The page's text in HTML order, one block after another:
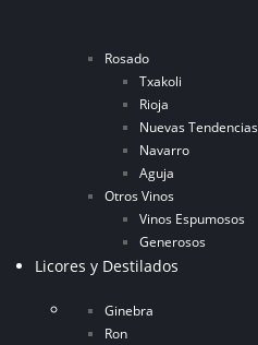
Rosado
Txakoli
Rioja
Nuevas Tendencias
Navarro
Aguja
Otros Vinos
Vinos Espumosos
Generosos
Licores y Destilados
Ginebra
Ron